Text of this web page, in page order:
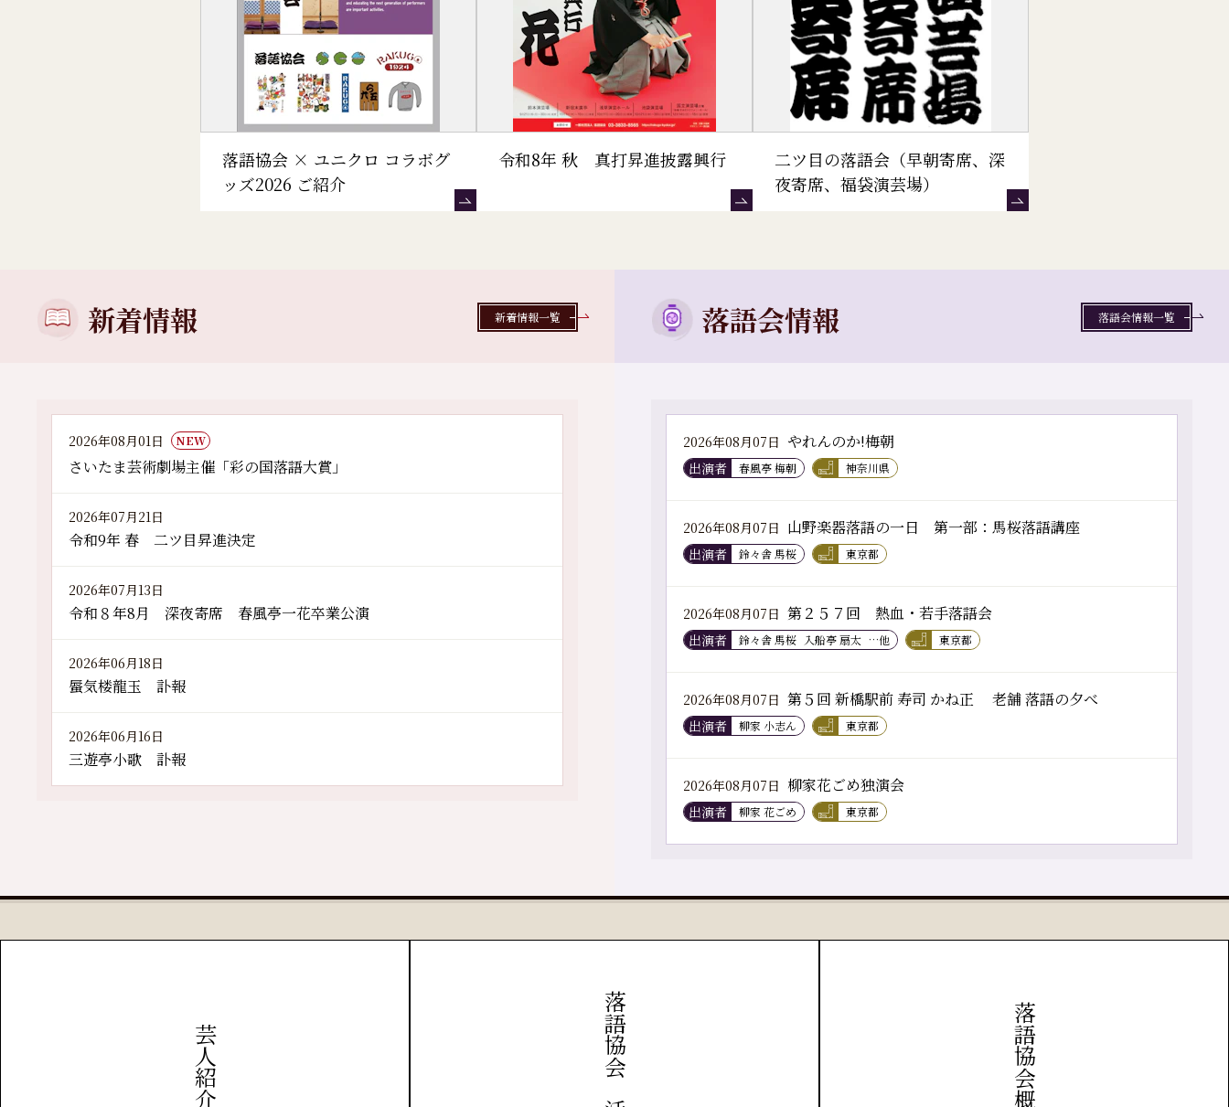
落語協会 × ユニクロ コラボグ
ッズ2026 ご紹介
令和8年 秋 真打昇進披露興行
二ツ目の落語会（早朝寄席、深
夜寄席、福袋演芸場）
新着情報
2026年08月01日 NEW
さいたま芸術劇場主催「彩の国落語大賞」
2026年07月21日
令和9年 春 二ツ目昇進決定
2026年07月13日
令和８年8月 深夜寄席 春風亭一花卒業公演
2026年06月18日
蜃気楼龍玉 訃報
2026年06月16日
三遊亭小歌 訃報
新着情報一覧 落語会情報
2026年08月07日 やれんのか!梅朝
出演者 春風亭 梅朝 神奈川県
2026年08月07日 山野楽器落語の一日 第一部：馬桜落語講座
出演者 鈴々舎 馬桜 東京都
2026年08月07日 第２５７回 熱血・若手落語会
出演者 鈴々舎 馬桜 入船亭 扇太 …他 東京都
2026年08月07日 第５回 新橋駅前 寿司 かね正 老舗 落語の夕べ
出演者 柳家 小志ん 東京都
2026年08月07日 柳家花ごめ独演会
出演者 柳家 花ごめ 東京都
落語会情報一覧
芸人紹介 落語協会の活動 落語協会概要